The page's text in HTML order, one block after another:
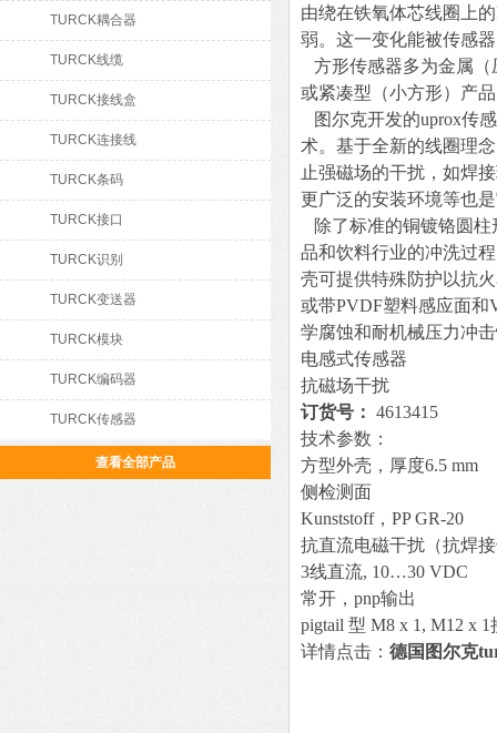
TURCK耦合器
TURCK线缆
TURCK接线盒
TURCK连接线
TURCK条码
TURCK接口
TURCK识别
TURCK变送器
TURCK模块
TURCK编码器
TURCK传感器
查看全部产品
由绕在铁氧体芯线圈上
弱。这一变化能被传感
方形传感器多为金属（
或紧凑型（小方形）产
图尔克开发的uprox传
术。基于全新的线圈理
止强磁场的干扰，如焊
更广泛的安装环境等也
除了标准的铜镀铬圆柱
品和饮料行业的冲洗过
壳可提供特殊防护以抗
或带PVDF塑料感应面和
学腐蚀和耐机械压力冲
电感式传感器
抗磁场干扰
订货号： 4613415
技术参数：
方型外壳，厚度6.5 mm
侧检测面
Kunststoff，PP GR‐20
抗直流电磁干扰（抗焊
3线直流, 10…30 VDC
常开，pnp输出
pigtail 型 M8 x 1, M12 x 1
详情点击： 德国图尔克